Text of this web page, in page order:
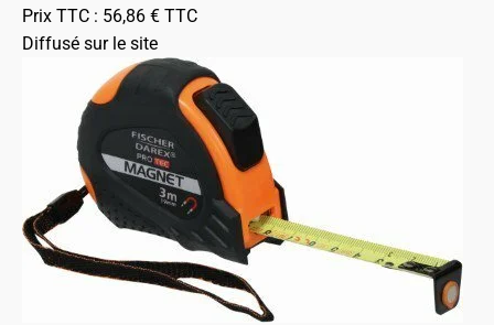
Prix TTC : 56,86 € TTC
Diffusé sur le site